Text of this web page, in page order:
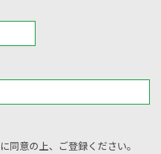
に同意の上、ご登録ください。